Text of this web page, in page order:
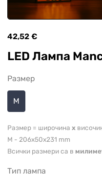
42,52 €
LED Лампа
Размер
M
Размер = широчина x
M - 206x50x231 mm
Всички размери са в
Tип лампа